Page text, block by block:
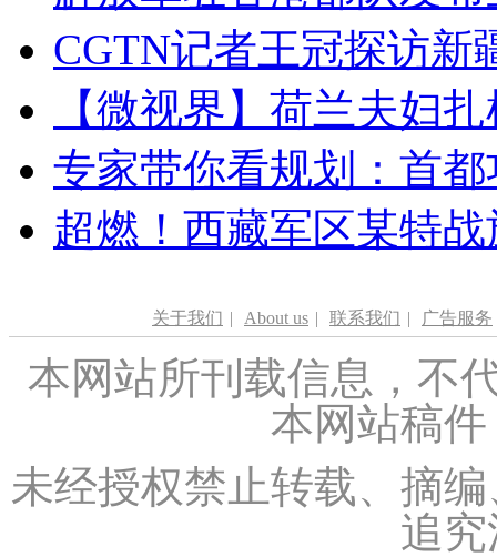
CGTN记者王冠探访新
【微视界】荷兰夫妇
专家带你看规划：首
超燃！西藏军区某特
关于我们 | About us | 联系我们 | 广告服务
本网站所刊载信息，不
本网站稿
未经授权禁止转载、摘
追